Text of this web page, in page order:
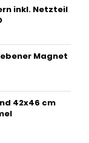
inkl. Netzteil
Magnet
42x46 cm